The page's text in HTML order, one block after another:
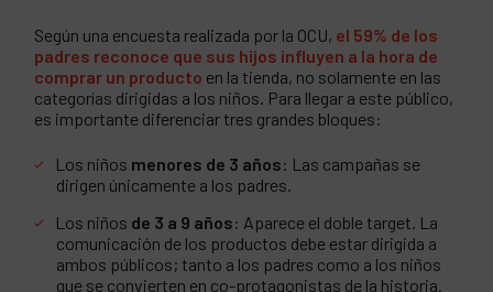
Según una encuesta realizada por la OCU, el 59% de los
padres reconoce que sus hijos influyen a la hora de
comprar un producto en la tienda, no solamente en las
categorías dirigidas a los niños. Para llegar a este público,
es importante diferenciar tres grandes bloques:
Los niños menores de 3 años: Las campañas se
dirigen únicamente a los padres.
Los niños de 3 a 9 años: Aparece el doble target. La
comunicación de los productos debe estar dirigida a
ambos públicos; tanto a los padres como a los niños
que se convierten en co-protagonistas de la historia.